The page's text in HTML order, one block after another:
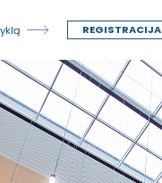
REGISTRACIJA